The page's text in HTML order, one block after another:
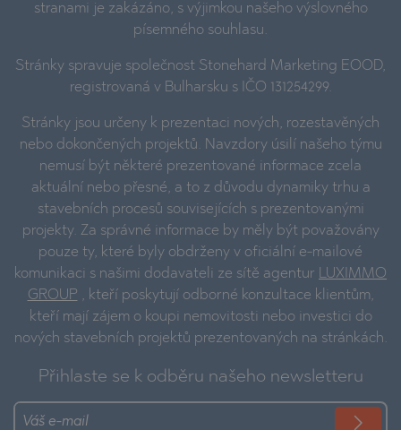
stranami je zakázáno, s výjimkou našeho výslovného
písemného souhlasu.
Stránky spravuje společnost Stonehard Marketing EOOD,
registrovaná v Bulharsku s IČO 131254299.
Stránky jsou určeny k prezentaci nových, rozestavěných
nebo dokončených projektů. Navzdory úsilí našeho týmu
nemusí být některé prezentované informace zcela
aktuální nebo přesné, a to z důvodu dynamiky trhu a
stavebních procesů souvisejících s prezentovanými
projekty. Za správné informace by měly být považovány
pouze ty, které byly obdrženy v oficiální e-mailové
komunikaci s našimi dodavateli ze sítě agentur LUXIMMO
GROUP , kteří poskytují odborné konzultace klientům,
kteří mají zájem o koupi nemovitosti nebo investici do
nových stavebních projektů prezentovaných na stránkách.
Přihlaste se k odběru našeho newsletteru